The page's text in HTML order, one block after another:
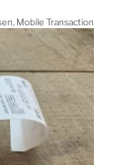
Mobile Transaction